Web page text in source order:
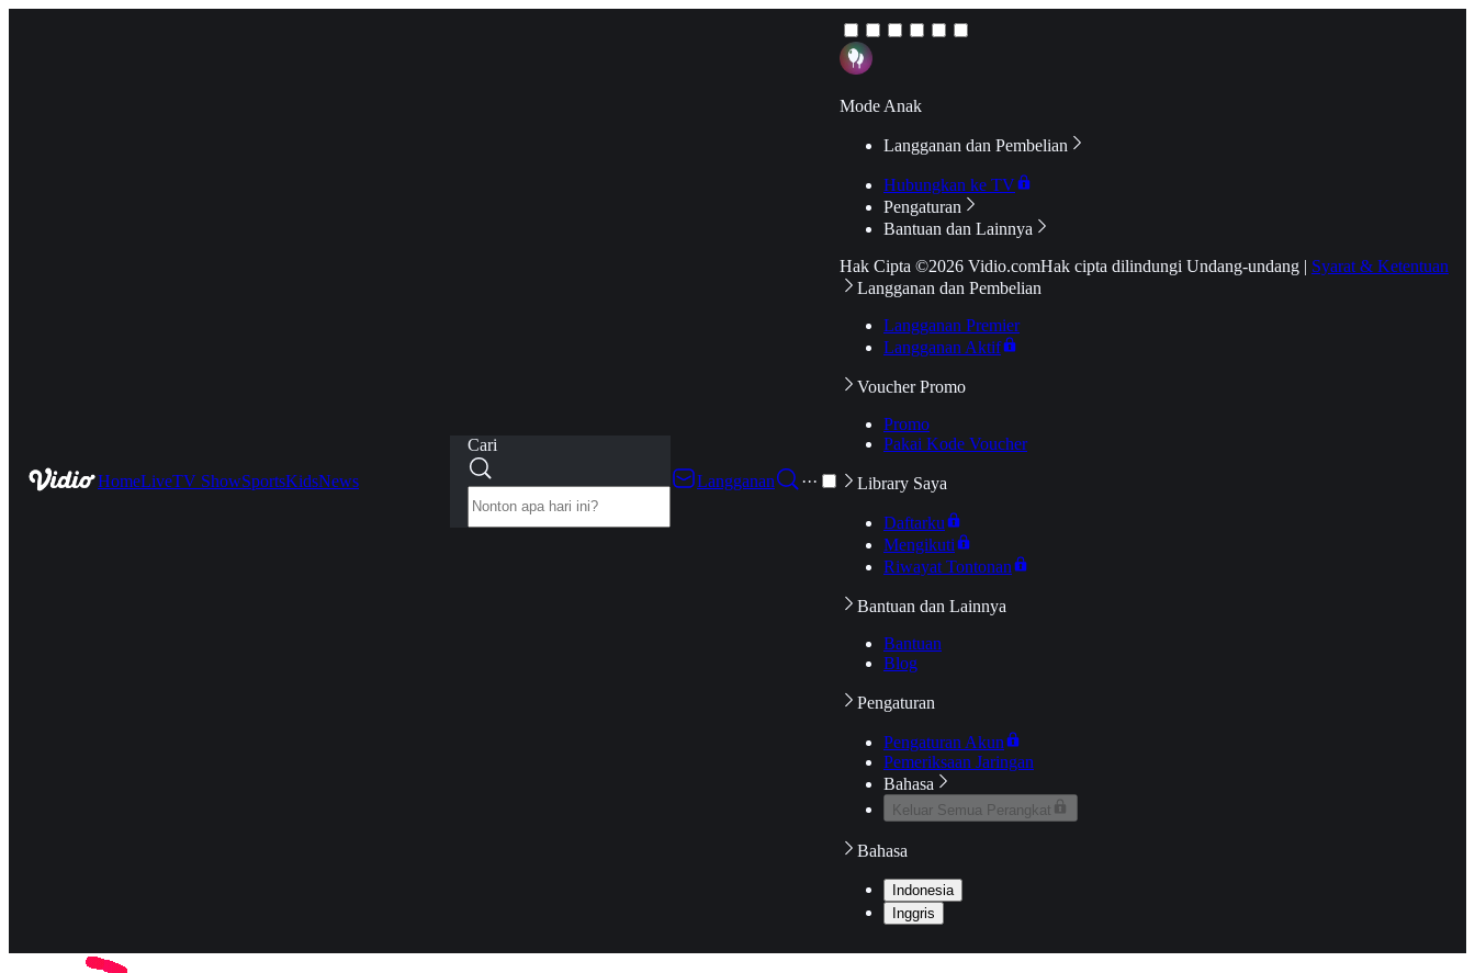
HomeLiveTV ShowSportsKidsNews
Cari
Langganan
···
Mode Anak
Langganan dan Pembelian
Hubungkan ke TV
Pengaturan
Bantuan dan Lainnya
Hak Cipta ©2026 Vidio.comHak cipta dilindungi Undang-undang | Syarat & Ketentuan
Langganan dan Pembelian
Langganan Premier
Langganan Aktif
Voucher Promo
Promo
Pakai Kode Voucher
Library Saya
Daftarku
Mengikuti
Riwayat Tontonan
Bantuan dan Lainnya
Bantuan
Blog
Pengaturan
Pengaturan Akun
Pemeriksaan Jaringan
Bahasa
Keluar Semua Perangkat
Bahasa
Indonesia
Inggris